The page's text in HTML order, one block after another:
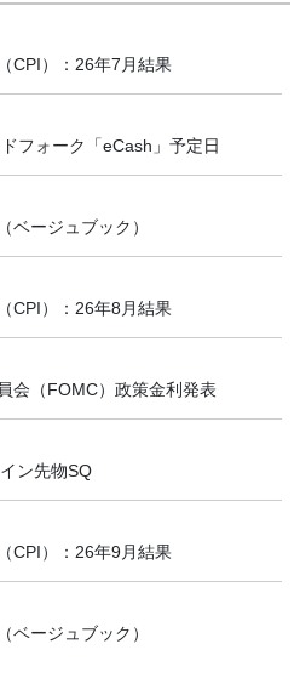
CPI）：26年7月結果
フォーク「eCash」予定日
ベージュブック）
CPI）：26年8月結果
会（FOMC）政策金利発表
ン先物SQ
CPI）：26年9月結果
ベージュブック）